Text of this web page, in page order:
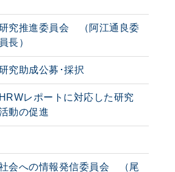
究推進委員会 （阿江通良委
員長）
究助成公募･採択
HRWレポートに対応した研究
動の促進
会への情報発信委員会 （尾